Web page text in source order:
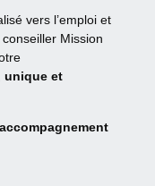
vers l’emploi et
Mission
unique et